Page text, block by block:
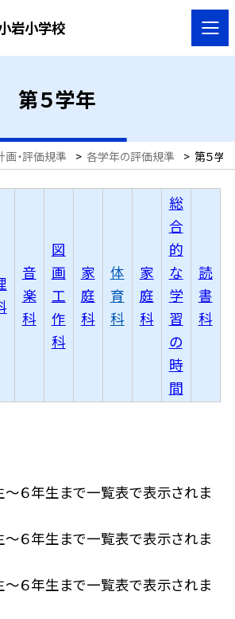
岩小学校
第５学年
画・評価規準 > 各学年の評価規準 > 第５学
音
楽
科
図
画
工
作
科
家
庭
科
体
育
科
家
庭
科
総
合
的
な
学
習
の
時
間
読
書
科
６年生まで一覧表で表示されま
６年生まで一覧表で表示されま
６年生まで一覧表で表示されま